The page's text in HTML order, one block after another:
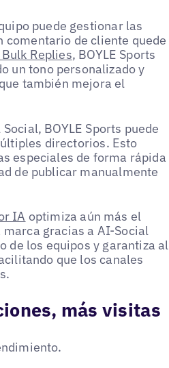
puede gestionar las
comentario de cliente quede
Replies, BOYLE Sports
un tono personalizado y
también mejora el
BOYLE Sports puede
directorios. Esto
especiales de forma rápida
de publicar manualmente
IA optimiza aún más el
gracias a AI-Social
de los equipos y garantiza al
que los canales
más visitas